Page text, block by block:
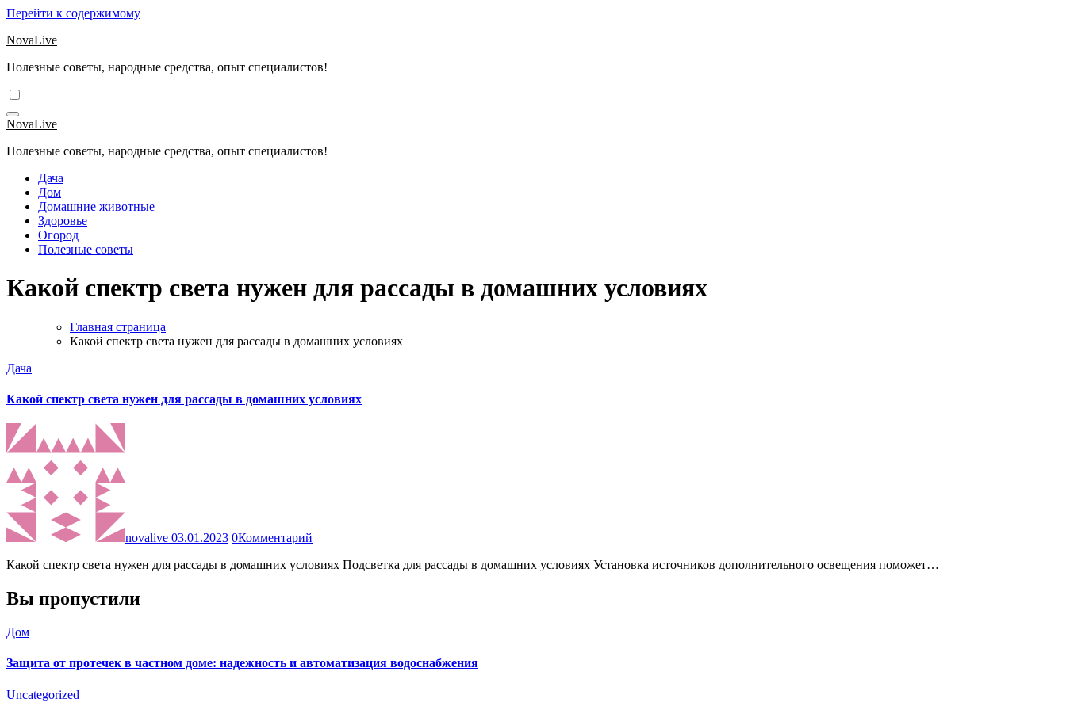
Перейти к содержимому
NovaLive
Полезные советы, народные средства, опыт специалистов!
NovaLive
Полезные советы, народные средства, опыт специалистов!
Дача
Дом
Домашние животные
Здоровье
Огород
Полезные советы
Какой спектр света нужен для рассады в домашних условиях
Главная страница
Какой спектр света нужен для рассады в домашних условиях
Дача
Какой спектр света нужен для рассады в домашних условиях
novalive 03.01.2023 0Комментарий
Какой спектр света нужен для рассады в домашних условиях Подсветка для рассады в домашних условиях Установка источников дополнительного освещения поможет…
Вы пропустили
Дом
Защита от протечек в частном доме: надежность и автоматизация водоснабжения
Uncategorized